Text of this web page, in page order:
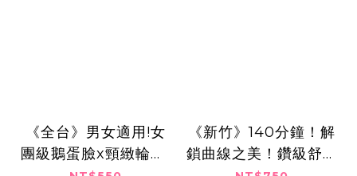
《全台》男女適用!女
團級鵝蛋臉x頸緻輪廓!
《新竹》140分鐘！解
鎖曲線之美！鑽級舒壓